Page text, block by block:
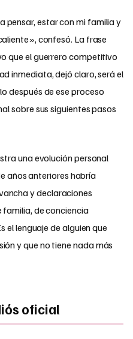
pensar, estar con mi familia y
confesó. La frase
que el guerrero competitivo
inmediata, dejó claro, será el
después de ese proceso
sobre sus siguientes pasos
una evolución personal
años anteriores habría
y declaraciones
familia, de conciencia
el lenguaje de alguien que
y que no tiene nada más
oficial